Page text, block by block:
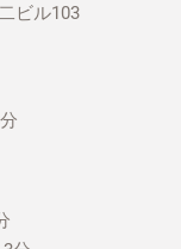
ビル103